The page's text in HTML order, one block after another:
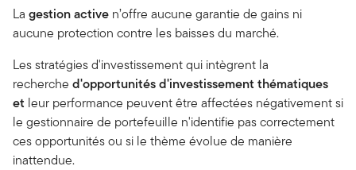
La gestion active n’offre aucune garantie de gains ni
aucune protection contre les baisses du marché.
Les stratégies d'investissement qui intègrent la
recherche d'opportunités d'investissement thématiques
et leur performance peuvent être affectées négativement si
le gestionnaire de portefeuille n'identifie pas correctement
ces opportunités ou si le thème évolue de manière
inattendue.